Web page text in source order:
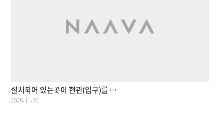
설치되어 있는곳이 현관(입구)를 …
2025-11-20